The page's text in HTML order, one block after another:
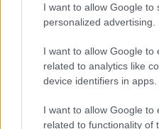
I want to allow Google to
personalized advertising.
I want to allow Google to
related to analytics like
device identifiers in apps.
I want to allow Google to
related to functionality of
Stade
négocier à
XV de France :
le match de samedi